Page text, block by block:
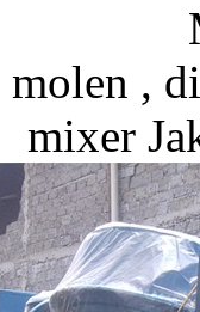
,
mixer